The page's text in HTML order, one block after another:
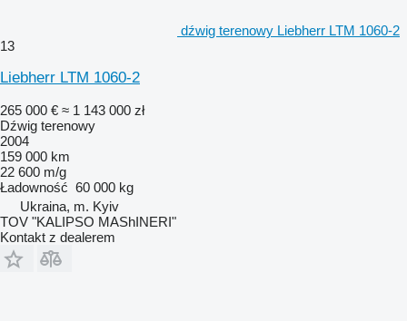
dźwig terenowy Liebherr LTM 1060-2
13
Liebherr LTM 1060-2
265 000 € ≈ 1 143 000 zł
Dźwig terenowy
2004
159 000 km
22 600 m/g
Ładowność 60 000 kg
Ukraina, m. Kyiv
TOV "KALIPSO MAShINERI"
Kontakt z dealerem